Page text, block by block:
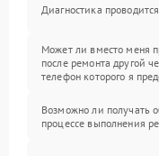
Диагностика
Может ли вместо меня
после ремонта другой
телефон которого я
Возможно ли получать
процессе выполнения